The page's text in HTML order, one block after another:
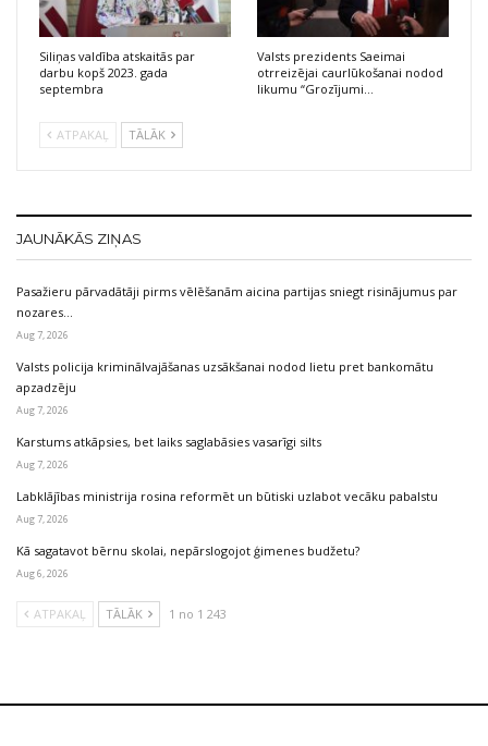
Siliņas valdība atskaitās par
darbu kopš 2023. gada
septembra
Valsts prezidents Saeimai
otrreizējai caurlūkošanai nodod
likumu “Grozījumi…
ATPAKAĻ TĀLĀK
JAUNĀKĀS ZIŅAS
Pasažieru pārvadātāji pirms vēlēšanām aicina partijas sniegt risinājumus par
nozares…
Aug 7, 2026
Valsts policija kriminālvajāšanas uzsākšanai nodod lietu pret bankomātu
apzadzēju
Aug 7, 2026
Karstums atkāpsies, bet laiks saglabāsies vasarīgi silts
Aug 7, 2026
Labklājības ministrija rosina reformēt un būtiski uzlabot vecāku pabalstu
Aug 7, 2026
Kā sagatavot bērnu skolai, nepārslogojot ģimenes budžetu?
Aug 6, 2026
ATPAKAĻ TĀLĀK 1 no 1 243